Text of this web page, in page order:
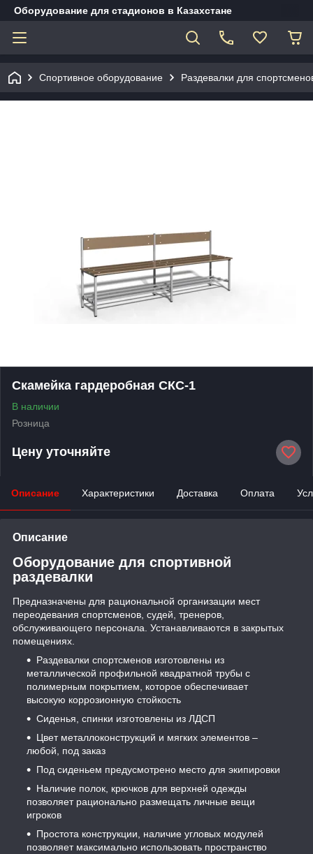
Оборудование для стадионов в Казахстане
Спортивное оборудование Раздевалки для
Скамейка гардеробная СКС-1
В наличии
Розница
Цену уточняйте
Описание Характеристики Доставка Оплата
Описание
Оборудование для спортивной
раздевалки
Предназначены для рациональной организации мест
переодевания спортсменов, судей, тренеров,
обслуживающего персонала. Устанавливаются в закрытых
помещениях.
Раздевалки спортсменов изготовлены из
металлической профильной квадратной трубы с
полимерным покрытием, которое обеспечивает
высокую коррозионную стойкость
Сиденья, спинки изготовлены из ЛДСП
Цвет металлоконструкций и мягких элементов –
любой, под заказ
Под сиденьем предусмотрено место для экипировки
Наличие полок, крючков для верхней одежды
позволяет рационально размещать личные вещи
игроков
Простота конструкции, наличие угловых модулей
позволяет максимально использовать пространство